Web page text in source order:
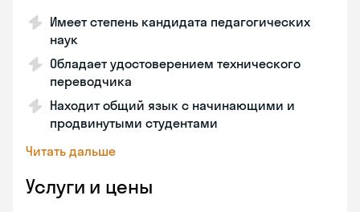
Имеет степень кандидата педагогических
наук
Обладает удостоверением технического
переводчика
Находит общий язык с начинающими и
продвинутыми студентами
Читать дальше
Услуги и цены